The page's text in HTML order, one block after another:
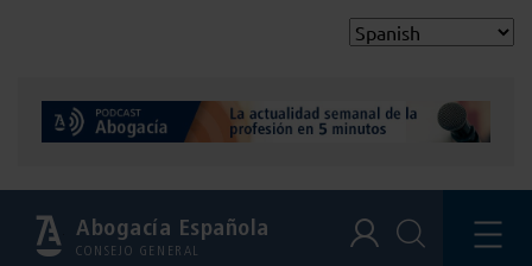
Abogacía Española
CONSEJO GENERAL